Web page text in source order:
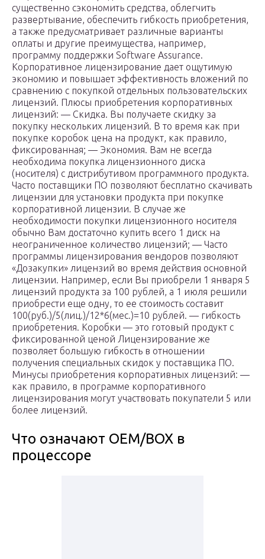
существенно сэкономить средства, облегчить
развертывание, обеспечить гибкость приобретения,
а также предусматривает различные варианты
оплаты и другие преимущества, например,
программу поддержки Software Assurance.
Корпоративное лицензирование дает ощутимую
экономию и повышает эффективность вложений по
сравнению с покупкой отдельных пользовательских
лицензий. Плюсы приобретения корпоративных
лицензий: — Скидка. Вы получаете скидку за
покупку нескольких лицензий. В то время как при
покупке коробок цена на продукт, как правило,
фиксированная; — Экономия. Вам не всегда
необходима покупка лицензионного диска
(носителя) с дистрибутивом программного продукта.
Часто поставщики ПО позволяют бесплатно скачивать
лицензии для установки продукта при покупке
корпоративной лицензии. В случае же
необходимости покупки лицензионного носителя
обычно Вам достаточно купить всего 1 диск на
неограниченное количество лицензий; — Часто
программы лицензирования вендоров позволяют
«Дозакупки» лицензий во время действия основной
лицензии. Например, если Вы приобрели 1 января 5
лицензий продукта за 100 рублей, а 1 июля решили
приобрести еще одну, то ее стоимость составит
100(руб.)/5(лиц.)/12*6(мес.)=10 рублей. — гибкость
приобретения. Коробки — это готовый продукт с
фиксированной ценой Лицензирование же
позволяет большую гибкость в отношении
получения специальных скидок у поставщика ПО.
Минусы приобретения корпоративных лицензий: —
как правило, в программе корпоративного
лицензирования могут участвовать покупатели 5 или
более лицензий.
Что означают OEM/BOX в
процессоре